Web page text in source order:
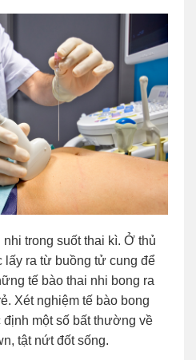
trong suốt thai kì. Ở thủ
ra từ buồng tử cung để
tế bào thai nhi bong ra
Xét nghiệm tế bào bong
một số bất thường về
tật nứt đốt sống.